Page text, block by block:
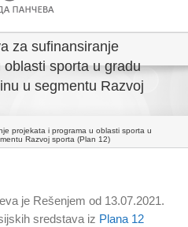
za sufinansiranje
sporta u gradu
u segmentu Razvoj
projekata i programa u oblasti sporta u
Razvoj sporta (Plan 12)
je Rešenjem od 13.07.2021.
sredstava iz Plana 12